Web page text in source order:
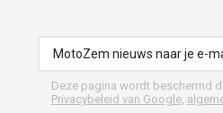
Deze pagina wordt beschermd
Privacybeleid van Google,